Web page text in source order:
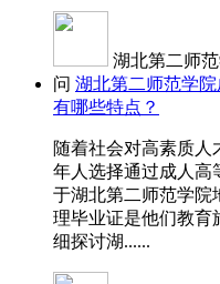
湖北第二师
问 湖北第二师范学
有哪些特点？
随着社会对高素质
年人选择通过成人高
于湖北第二师范学院
理毕业证是他们教育
细探讨湖......